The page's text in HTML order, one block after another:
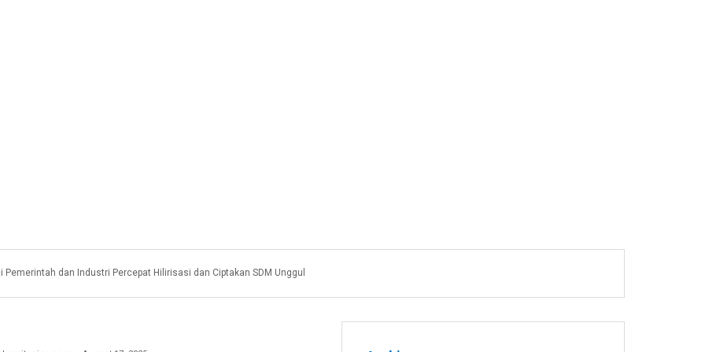
Pemerintah dan Industri Percepat Hilirisasi dan Ciptakan SDM Unggul